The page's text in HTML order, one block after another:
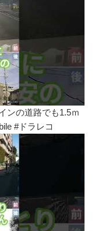
ンの道路でも1.5ｍ
#ドラレコ